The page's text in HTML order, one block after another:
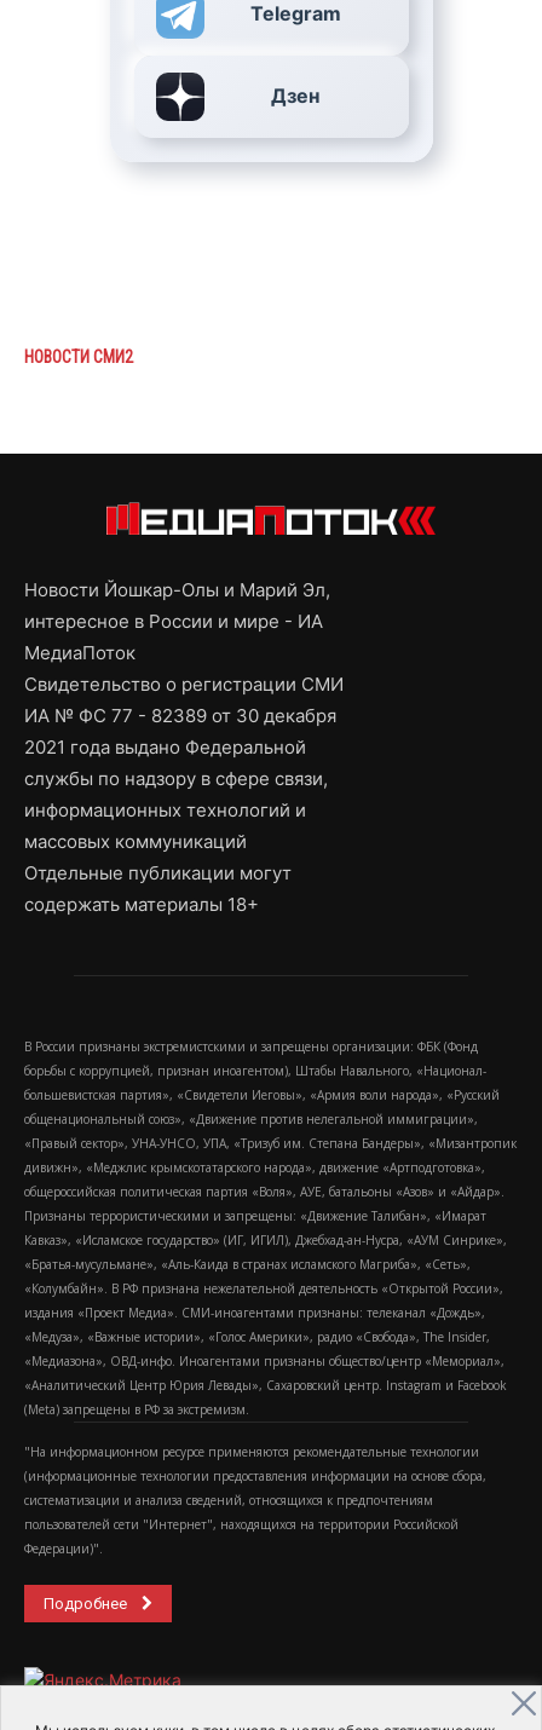
Telegram
Дзен
НОВОСТИ СМИ2
Новости Йошкар-Олы и Марий Эл,
интересное в России и мире - ИА
МедиаПоток
Свидетельство о регистрации СМИ
ИА № ФС 77 - 82389 от 30 декабря
2021 года выдано Федеральной
службы по надзору в сфере связи,
информационных технологий и
массовых коммуникаций
Отдельные публикации могут
содержать материалы 18+
В России признаны экстремистскими и запрещены организации: ФБК (Фонд
борьбы с коррупцией, признан иноагентом), Штабы Навального, «Национал-
большевистская партия», «Свидетели Иеговы», «Армия воли народа», «Русский
общенациональный союз», «Движение против нелегальной иммиграции»,
«Правый сектор», УНА-УНСО, УПА, «Тризуб им. Степана Бандеры», «Мизантропик
дивижн», «Меджлис крымскотатарского народа», движение «Артподготовка»,
общероссийская политическая партия «Воля», АУЕ, батальоны «Азов» и «Айдар».
Признаны террористическими и запрещены: «Движение Талибан», «Имарат
Кавказ», «Исламское государство» (ИГ, ИГИЛ), Джебхад-ан-Нусра, «АУМ Синрике»,
«Братья-мусульмане», «Аль-Каида в странах исламского Магриба», «Сеть»,
«Колумбайн». В РФ признана нежелательной деятельность «Открытой России»,
издания «Проект Медиа». СМИ-иноагентами признаны: телеканал «Дождь»,
«Медуза», «Важные истории», «Голос Америки», радио «Свобода», The Insider,
«Медиазона», ОВД-инфо. Иноагентами признаны общество/центр «Мемориал»,
«Аналитический Центр Юрия Левады», Сахаровский центр. Instagram и Facebook
(Metа) запрещены в РФ за экстремизм.
"На информационном ресурсе применяются рекомендательные технологии
(информационные технологии предоставления информации на основе сбора,
систематизации и анализа сведений, относящихся к предпочтениям
пользователей сети "Интернет", находящихся на территории Российской
Федерации)".
Подробнее